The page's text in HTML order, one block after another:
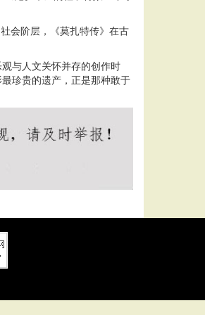
会阶层，《莫扎特传》在古
与人文关怀并存的创作时
珍贵的遗产，正是那种敢于